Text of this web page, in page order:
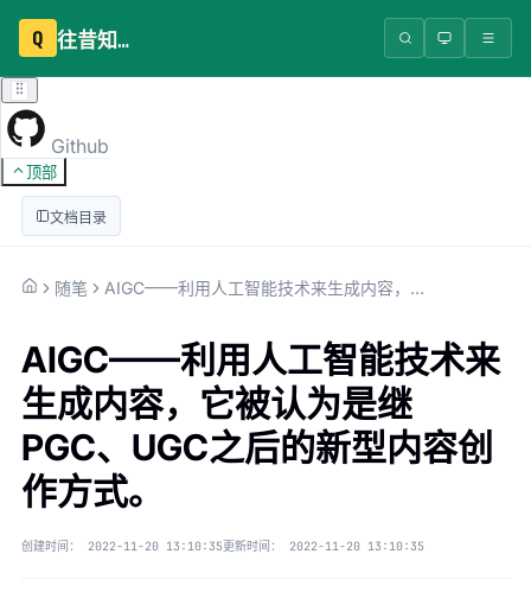
Q 往昔知识库
Github
顶部
文档目录
随笔 AIGC——利用人工智能技术来生成内容，它被认为是继PGC、UGC之后的新型内容创作方式。
AIGC——利用人工智能技术来
生成内容，它被认为是继
PGC、UGC之后的新型内容创
作方式。
创建时间： 2022-11-20 13:10:35更新时间： 2022-11-20 13:10:35